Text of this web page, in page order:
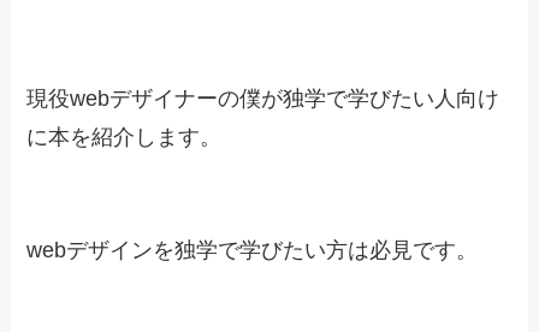
現役webデザイナーの僕が独学で学びたい人向け
に本を紹介します。
webデザインを独学で学びたい方は必見です。